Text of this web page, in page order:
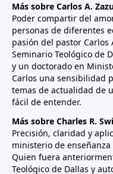
Más sobre Carlos A.
Poder compartir del
personas de diferentes
pasión del pastor Carlos
Seminario Teológico de
y un doctorado en
Carlos una sensibilidad
temas de actualidad de
fácil de entender.
Más sobre Charles R.
Precisión, claridad y
ministerio de
Quien fuera
Teológico de Dallas y